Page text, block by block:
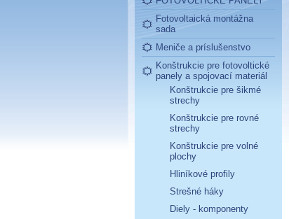
Fotovoltaická montážna
sada
Meniče a príslušenstvo
Konštrukcie pre fotovoltické
panely a spojovací materiál
Konštrukcie pre šikmé
strechy
Konštrukcie pre rovné
strechy
Konštrukcie pre volné
plochy
Hliníkové profily
Strešné háky
Diely - komponenty